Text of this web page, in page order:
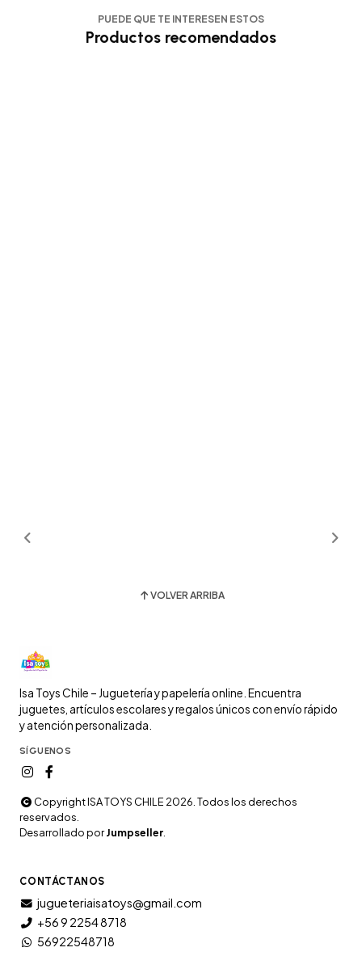
PUEDE QUE TE INTERESEN ESTOS
Productos recomendados
VOLVER ARRIBA
Isa Toys Chile – Juguetería y papelería online. Encuentra
juguetes, artículos escolares y regalos únicos con envío rápido
y atención personalizada.
SÍGUENOS
Copyright ISA TOYS CHILE 2026. Todos los derechos
reservados.
Desarrollado porJumpseller.
CONTÁCTANOS
jugueteriaisatoys@gmail.com
+56 9 2254 8718
56922548718